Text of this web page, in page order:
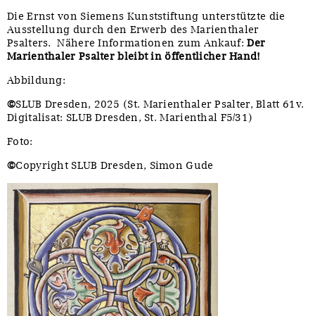
Die Ernst von Siemens Kunststiftung unterstützte die
Ausstellung durch den Erwerb des Marienthaler
Psalters. Nähere Informationen zum Ankauf:Der
Marienthaler Psalter bleibt in öffentlicher Hand!
Abbildung:
©SLUB Dresden, 2025 (St. Marienthaler Psalter, Blatt 61v.
Digitalisat: SLUB Dresden, St. Marienthal F5/31)
Foto:
©Copyright SLUB Dresden, Simon Gude